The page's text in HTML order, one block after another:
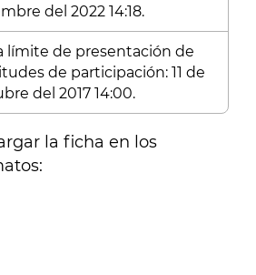
del 2022 14:18.
límite de presentación de
de participación: 11 de
del 2017 14:00.
la ficha en los